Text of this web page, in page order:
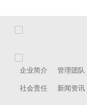
企业简介 管理团队
社会责任 新闻资讯